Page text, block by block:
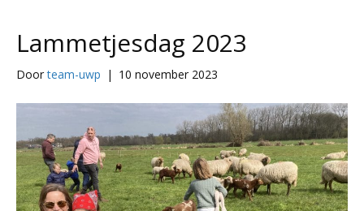
Lammetjesdag 2023
Doorteam-uwp | 10 november 2023